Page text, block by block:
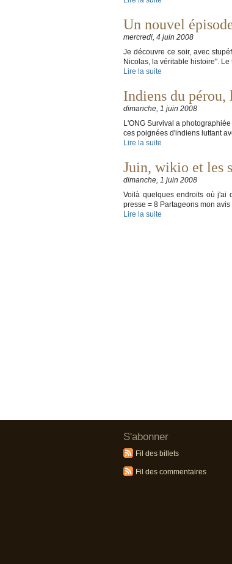
Un nouvel
mercredi, 4 juin 2008
Je découvre ce soir, avec
Nicolas, la véritable histoire".
Lire la suite
Indiens du
dimanche, 1 juin 2008
L'ONG Survival a
ces poignées d'indiens luttant
Lire la suite
Juin, wikio et les
dimanche, 1 juin 2008
Voilà quelques endroits où j'ai
presse = 8 Partageons mon
Lire la suite
S'abonner
Fil des billets
Fil des commentaires